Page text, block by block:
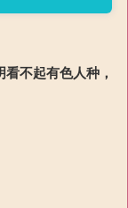
不起有色人种，